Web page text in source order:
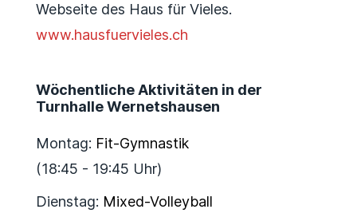
Webseite des Haus für Vieles.
www.hausfuervieles.ch
Wöchentliche Aktivitäten in der
Turnhalle Wernetshausen
Montag: Fit-Gymnastik
(18:45 - 19:45 Uhr)
Dienstag: Mixed-Volleyball